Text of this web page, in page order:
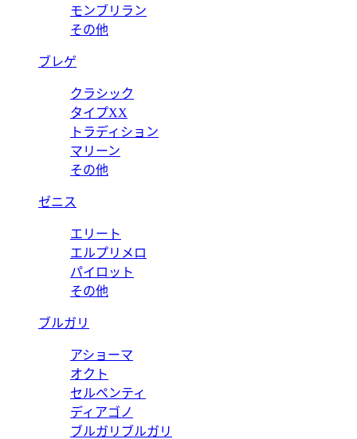
モンブリラン
その他
ブレゲ
クラシック
タイプXX
トラディション
マリーン
その他
ゼニス
エリート
エルプリメロ
パイロット
その他
ブルガリ
アショーマ
オクト
セルペンティ
ディアゴノ
ブルガリブルガリ